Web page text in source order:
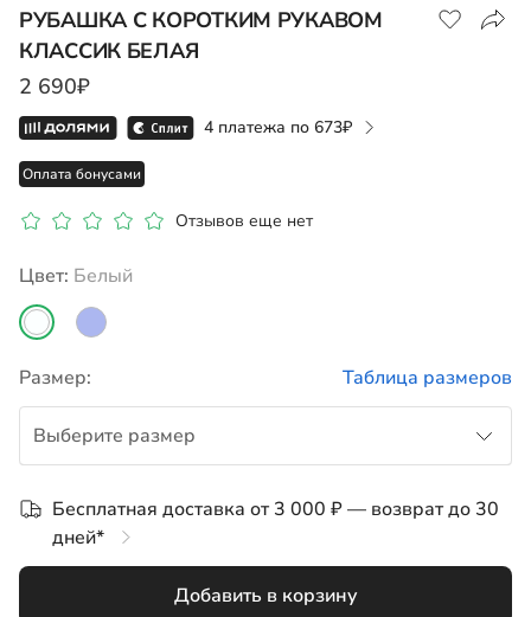
РУБАШКА С КОРОТКИМ РУКАВОМ
КЛАССИК БЕЛАЯ
2 690₽
4 платежа по 673
Оплата бонусами
Отзывов еще нет
Цвет: белый
Размер: Таблица размеров
Выберите размер
122Бесплатная доставка от 3 000 ₽ — возврат до 30
дней*
Добавить в корзину